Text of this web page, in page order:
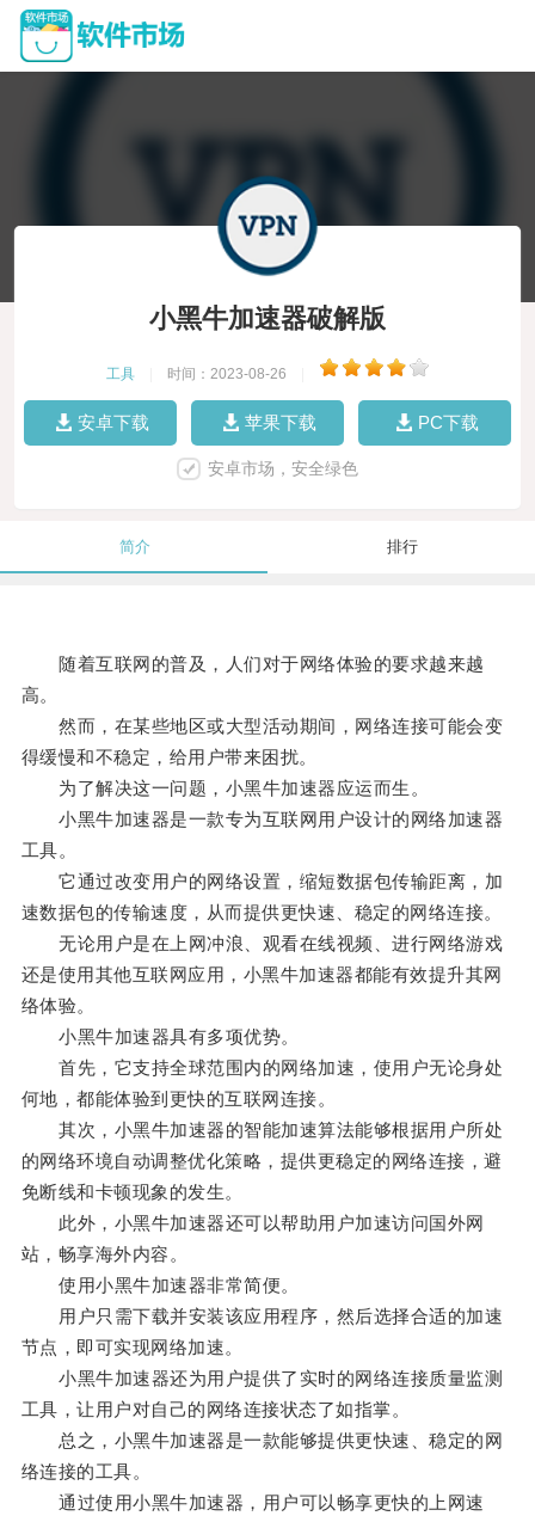
小黑牛加速器破解版
工具 时间：2023-08-26
安卓下载 苹果下载 PC下载
安卓市场，安全绿色
简介 排行
随着互联网的普及，人们对于网络体验的要求越来越
高。
然而，在某些地区或大型活动期间，网络连接可能会变
得缓慢和不稳定，给用户带来困扰。
为了解决这一问题，小黑牛加速器应运而生。
小黑牛加速器是一款专为互联网用户设计的网络加速器
工具。
它通过改变用户的网络设置，缩短数据包传输距离，加
速数据包的传输速度，从而提供更快速、稳定的网络连接。
无论用户是在上网冲浪、观看在线视频、进行网络游戏
还是使用其他互联网应用，小黑牛加速器都能有效提升其网
络体验。
小黑牛加速器具有多项优势。
首先，它支持全球范围内的网络加速，使用户无论身处
何地，都能体验到更快的互联网连接。
其次，小黑牛加速器的智能加速算法能够根据用户所处
的网络环境自动调整优化策略，提供更稳定的网络连接，避
免断线和卡顿现象的发生。
此外，小黑牛加速器还可以帮助用户加速访问国外网
站，畅享海外内容。
使用小黑牛加速器非常简便。
用户只需下载并安装该应用程序，然后选择合适的加速
节点，即可实现网络加速。
小黑牛加速器还为用户提供了实时的网络连接质量监测
工具，让用户对自己的网络连接状态了如指掌。
总之，小黑牛加速器是一款能够提供更快速、稳定的网
络连接的工具。
通过使用小黑牛加速器，用户可以畅享更快的上网速